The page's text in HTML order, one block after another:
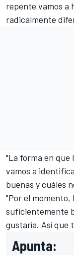
repente vamos a
radicalmente
"La forma en que
vamos a
buenas y cuáles
"Por el momento,
suficientemente
gustaría. Así que
Apunta: